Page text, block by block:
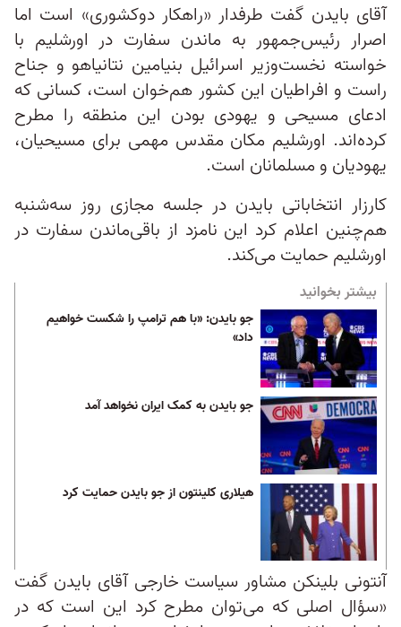
آقای بایدن گفت طرفدار «راهکار دوکشوری» است اما
اصرار رئیس‌جمهور به ماندن سفارت در اورشلیم با
خواسته نخست‌وزیر اسرائیل بنیامین نتانیاهو و جناح
راست و افراطیان این کشور هم‌خوان است، کسانی که
ادعای مسیحی و یهودی بودن این منطقه را مطرح
کرده‌اند. اورشلیم مکان مقدس مهمی برای مسیحیان،
یهودیان و مسلمانان است.
کارزار انتخاباتی بایدن در جلسه مجازی روز سه‌شنبه
هم‌چنین اعلام کرد این نامزد از باقی‌ماندن سفارت در
اورشلیم حمایت می‌کند.
بیشتر بخوانید
جو بایدن: «با هم ترامپ را شکست خواهیم
داد»
جو بایدن به کمک ایران نخواهد آمد
هیلاری کلینتون از جو بایدن حمایت کرد
آنتونی بلینکن مشاور سیاست خارجی آقای بایدن گفت
«سؤال اصلی که می‌توان مطرح کرد این است که در